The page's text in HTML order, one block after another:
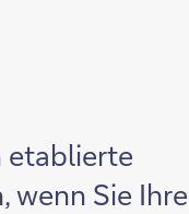
etablierte
wenn Sie Ihre